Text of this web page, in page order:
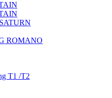
ROMANO
T1 /T2